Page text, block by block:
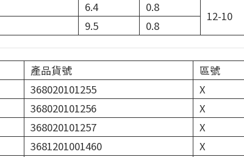
6.4 0.8
12-10
9.5 0.8
產品貨號 區號
368020101255 X
368020101256
X
368020101257
X
3681201001460
X